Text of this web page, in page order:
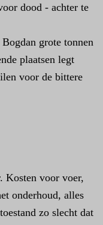
dood - achter te
grote tonnen
plaatsen legt
voor de bittere
Kosten voor voer,
onderhoud, alles
zo slecht dat